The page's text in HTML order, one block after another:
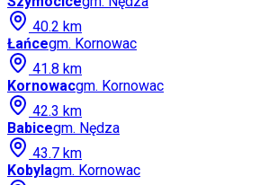
40.2 km
Łańcegm. Kornowac
41.8 km
Kornowacgm. Kornowac
42.3 km
Babicegm. Nędza
43.7 km
Kobylagm. Kornowac